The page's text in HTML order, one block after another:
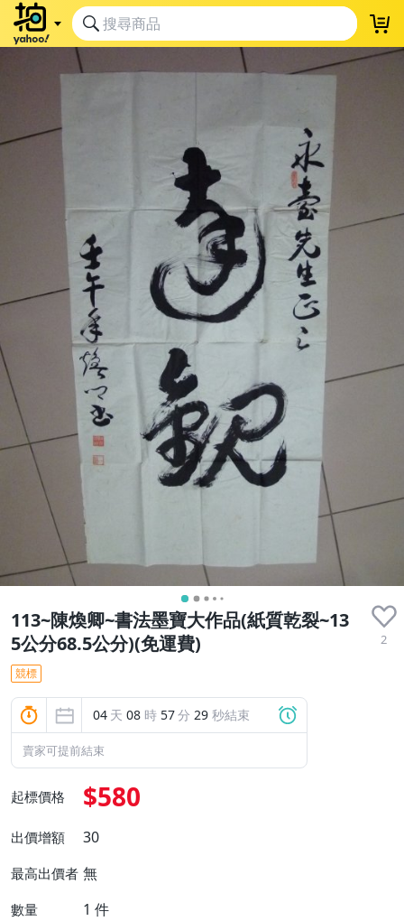
113~陳煥卿~書法墨寶大作品(紙質乾裂~13
5公分68.5公分)(免運費)
2
競標
04 天 08 時 57分 27 秒結束
賣家可提前結束
起標價格 $580
出價增額 30
最高出價者 無
數量 1 件